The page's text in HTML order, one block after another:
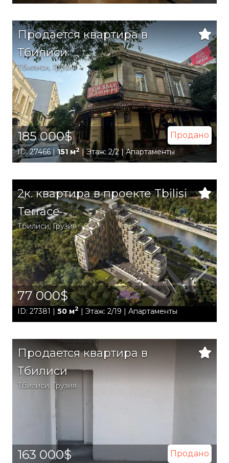
Продается квартира в
Тбилиси
Тбилиси, Грузия
185 000$ Продано
ID: 27466 |151 м2 | Этаж: 2/2 | Апартаменты
2к. квартира в проекте Tbilisi
Terrace
Тбилиси,Грузия
77 000$
ID: 27381 | 50 м2 | Этаж: 2/19 | Апартаменты
Продается квартира в
Тбилиси
Тбилиси, Грузия
163 000$ Продано